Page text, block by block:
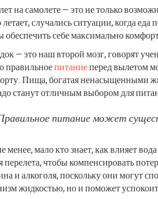
на самолете — это не только
летает, случались ситуации, когда
обеспечить себе максимально
— это наш второй мозг, говорят
правильноепитаниеперед вылетом
Пища, богатая ненасыщенными
станут отличным выбором для
питание может
менее, мало кто знает, как влияет
перелета, чтобы компенсировать
и алкоголя, поскольку они могут
жидкостью, но и поможет